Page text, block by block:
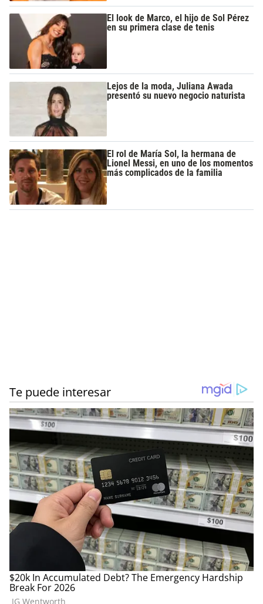
El look de Marco, el hijo de Sol Pérez
en su primera clase de tenis
Lejos de la moda, Juliana Awada
presentó su nuevo negocio naturista
El rol de María Sol, la hermana de
Lionel Messi, en uno de los momentos
más complicados de la familia